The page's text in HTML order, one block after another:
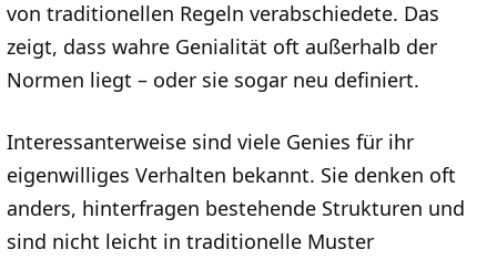
von traditionellen Regeln verabschiedete. Das
zeigt, dass wahre Genialität oft außerhalb der
Normen liegt – oder sie sogar neu definiert.
Interessanterweise sind viele Genies für ihr
eigenwilliges Verhalten bekannt. Sie denken oft
anders, hinterfragen bestehende Strukturen und
sind nicht leicht in traditionelle Muster